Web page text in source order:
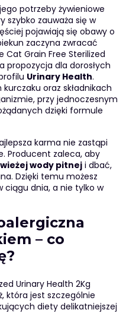
potrzeby żywieniowe
szybko zauważa się w
pojawiają się obawy o
zaczyna zwracać
Cat Grain Free Sterilized
propozycja dla dorosłych
Urinary Health.
oraz składnikach
przy jednoczesnym
dzięki formule
karma nie zastąpi
Producent zaleca, aby
wody pitneji dbać,
Dzięki temu możesz
ciągu dnia, a nie tylko w
– co
Urinary Health 2Kg
która jest szczególnie
diety delikatniejszej